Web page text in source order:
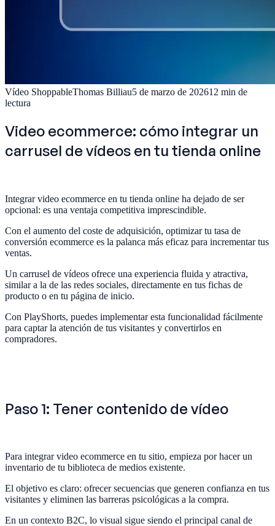
Vídeo ShoppableThomas Billiau5 de marzo de 202612 min de
lectura
Video ecommerce: cómo integrar un
carrusel de vídeos en tu tienda online
Integrar video ecommerce en tu tienda online ha dejado de ser
opcional: es una ventaja competitiva imprescindible.
Con el aumento del coste de adquisición, optimizar tu tasa de
conversión ecommerce es la palanca más eficaz para incrementar tus
ventas.
Un carrusel de vídeos ofrece una experiencia fluida y atractiva,
similar a la de las redes sociales, directamente en tus fichas de
producto o en tu página de inicio.
Con PlayShorts, puedes implementar esta funcionalidad fácilmente
para captar la atención de tus visitantes y convertirlos en
compradores.
Paso 1: Tener contenido de vídeo
Para integrar video ecommerce en tu sitio, empieza por hacer un
inventario de tu biblioteca de medios existente.
El objetivo es claro: ofrecer secuencias que generen confianza en tus
visitantes y eliminen las barreras psicológicas a la compra.
En un contexto B2C, lo visual sigue siendo el principal canal de